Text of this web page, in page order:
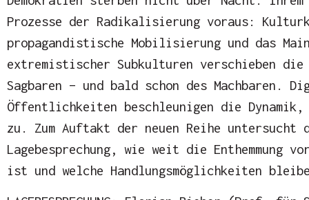
Prozesse der Radikalisierung voraus:
propagandistische Mobilisierung und das
extremistischer Subkulturen verschieben die
Sagbaren – und bald schon des Machbaren.
Öffentlichkeiten beschleunigen die Dynamik,
zu. Zum Auftakt der neuen Reihe untersucht
Lagebesprechung, wie weit die Enthemmung
ist und welche Handlungsmöglichkeiten